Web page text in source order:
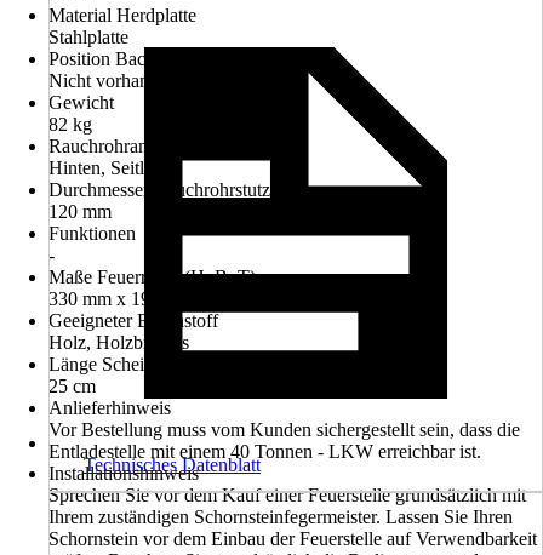
Material Herdplatte
Stahlplatte
Position Backraum
Nicht vorhanden
Gewicht
82 kg
Rauchrohranschluss
Hinten, Seitlich
Durchmesser Rauchrohrstutzen
120 mm
Funktionen
-
Maße Feuerraum (HxBxT)
330 mm x 190 mm x 305 mm
Geeigneter Brennstoff
Holz, Holzbriketts
Länge Scheitholz
25 cm
Anlieferhinweis
Vor Bestellung muss vom Kunden sichergestellt sein, dass die
Entladestelle mit einem 40 Tonnen - LKW erreichbar ist.
Installationshinweis
Sprechen Sie vor dem Kauf einer Feuerstelle grundsätzlich mit
Ihrem zuständigen Schornsteinfegermeister. Lassen Sie Ihren
Schornstein vor dem Einbau der Feuerstelle auf Verwendbarkeit
Technisches Datenblatt